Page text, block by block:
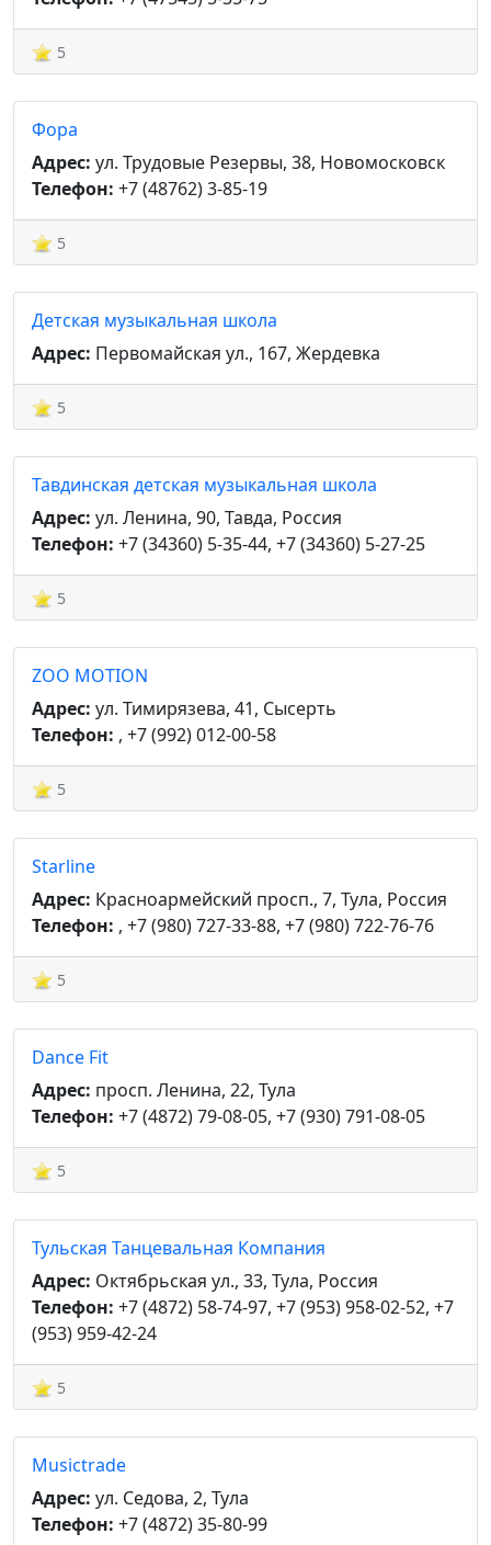
5
Фора
Адрес: ул. Трудовые Резервы, 38, Новомосковск
Телефон: +7 (48762) 3-85-19
5
Детская музыкальная школа
Адрес: Первомайская ул., 167, Жердевка
5
Тавдинская детская музыкальная школа
Адрес: ул. Ленина, 90, Тавда, Россия
Телефон: +7 (34360) 5-35-44, +7 (34360) 5-27-25
5
ZOO MOTION
Адрес: ул. Тимирязева, 41, Сысерть
Телефон: , +7 (992) 012-00-58
5
Starline
Адрес: Красноармейский просп., 7, Тула, Россия
Телефон: , +7 (980) 727-33-88, +7 (980) 722-76-76
5
Dance Fit
Адрес: просп. Ленина, 22, Тула
Телефон: +7 (4872) 79-08-05, +7 (930) 791-08-05
5
Тульская Танцевальная Компания
Адрес: Октябрьская ул., 33, Тула, Россия
Телефон: +7 (4872) 58-74-97, +7 (953) 958-02-52, +7
(953) 959-42-24
5
Musictrade
Адрес: ул. Седова, 2, Тула
Телефон: +7 (4872) 35-80-99